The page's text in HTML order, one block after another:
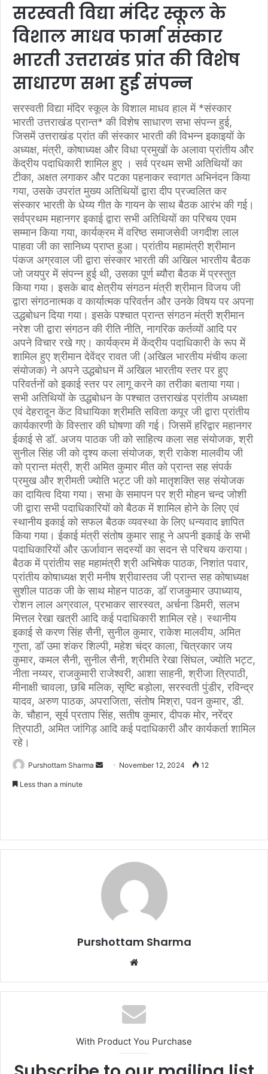
सरस्वती विद्या मंदिर स्कूल के
विशाल माधव फार्मा संस्कार
भारती उत्तराखंड प्रांत की विशेष
साधारण सभा हुई संपन्न
सरस्वती विद्या मंदिर स्कूल के विशाल माधव हाल में *संस्कार
भारती उत्तराखंड प्रान्त* की विशेष साधारण सभा संपन्न हुई,
जिसमें उत्तराखंड प्रांत की संस्कार भारती की विभन्न इकाइयों के
अध्यक्ष, मंत्री, कोषाध्यक्ष और विधा प्रमुखों के अलावा प्रांतीय और
केंद्रीय पदाधिकारी शामिल हुए । सर्व प्रथम सभी अतिथियों का
टीका, अक्षत लगाकर और पटका पहनाकर स्वागत अभिनंदन किया
गया, उसके उपरांत मुख्य अतिथियों द्वारा दीप प्रज्वलित कर
संस्कार भारती के धेय्य गीत के गायन के साथ बैठक आरंभ की गई।
सर्वप्रथम महानगर इकाई द्वारा सभी अतिथियों का परिचय एवम
सम्मान किया गया, कार्यक्रम में वरिष्ठ समाजसेवी जगदीश लाल
पाहवा जी का सानिध्य प्राप्त हुआ। प्रांतीय महामंत्री श्रीमान
पंकज अग्रवाल जी द्वारा संस्कार भारती की अखिल भारतीय बैठक
जो जयपुर में संपन्न हुई थी, उसका पूर्ण ब्यौरा बैठक में प्रस्तुत
किया गया। इसके बाद क्षेत्रीय संगठन मंत्री श्रीमान विजय जी
द्वारा संगठनात्मक व कार्यात्मक परिवर्तन और उनके विषय पर अपना
उद्धबोधन दिया गया। इसके पश्चात प्रान्त संगठन मंत्री श्रीमान
नरेश जी द्वारा संगठन की रीति नीति, नागरिक कर्तव्यों आदि पर
अपने विचार रखे गए। कार्यक्रम में केंद्रीय पदाधिकारी के रूप में
शामिल हुए श्रीमान देवेंद्र रावत जी (अखिल भारतीय मंचीय कला
संयोजक) ने अपने उद्धबोधन में अखिल भारतीय स्तर पर हुए
परिवर्तनों को इकाई स्तर पर लागू करने का तरीका बताया गया।
सभी अतिथियों के उद्धबोधन के पश्चात उत्तराखंड प्रांतीय अध्यक्षा
एवं देहरादून केंट विधायिका श्रीमति सविता कपूर जी द्वारा प्रांतीय
कार्यकारणी के विस्तार की घोषणा की गई। जिसमें हरिद्वार महानगर
ईकाई से डॉ. अजय पाठक जी को साहित्य कला सह संयोजक, श्री
सुनील सिंह जी को दृश्य कला संयोजक, श्री राकेश मालवीय जी
को प्रान्त मंत्री, श्री अमित कुमार मीत को प्रान्त सह संपर्क
प्रमुख और श्रीमती ज्योति भट्ट जी को मातृशक्ति सह संयोजक
का दायित्व दिया गया। सभा के समापन पर श्री मोहन चन्द जोशी
जी द्वारा सभी पदाधिकारियों को बैठक में शामिल होने के लिए एवं
स्थानीय इकाई को सफल बैठक व्यवस्था के लिए धन्यवाद ज्ञापित
किया गया। ईकाई मंत्री संतोष कुमार साहू ने अपनी इकाई के सभी
पदाधिकारियों और ऊर्जावान सदस्यों का सदन से परिचय कराया।
बैठक में प्रांतीय सह महामंत्री श्री अभिषेक पाठक, निशांत पवार,
प्रांतीय कोषाध्यक्ष श्री मनीष श्रीवास्तव जी प्रान्त सह कोषाध्यक्ष
सुशील पाठक जी के साथ मोहन पाठक, डॉ राजकुमार उपाध्याय,
रोशन लाल अग्रवाल, प्रभाकर सारस्वत, अर्चना डिमरी, सलभ
मित्तल रेखा खत्री आदि कई पदाधिकारी शामिल रहे। स्थानीय
इकाई से करण सिंह सैनी, सुनील कुमार, राकेश मालवीय, अमित
गुप्ता, डॉ उमा शंकर शिल्पी, महेश चंद्र काला, चित्रकार जय
कुमार, कमल सैनी, सुनील सैनी, श्रीमति रेखा सिंघल, ज्योति भट्ट,
नीता नय्यर, राजकुमारी राजेश्वरी, आशा साहनी, श्रीजा त्रिपाठी,
मीनाक्षी चावला, छबि मलिक, सृष्टि बड़ोला, सरस्वती पुंडीर, रविन्द्र
यादव, अरुण पाठक, अपराजिता, संतोष मिश्रा, पवन कुमार, डी.
के. चौहान, सूर्य प्रताप सिंह, सतीष कुमार, दीपक मोर, नरेंद्र
त्रिपाठी, अमित जांगिड़ आदि कई पदाधिकारी और कार्यकर्ता शामिल
रहे।
Purshottam Sharma
e
a
l
November 12, 2024 12
Less than a minute
Purshottam Sharma
b
s
i
e
With Product You Purchase